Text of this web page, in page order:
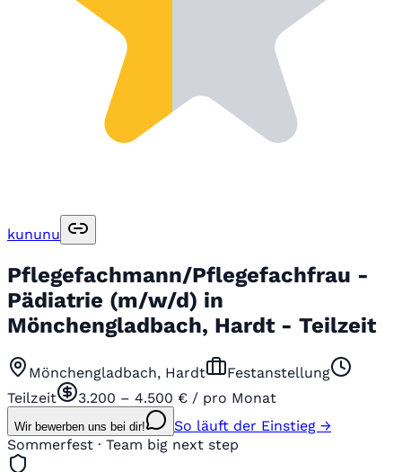
kununu
Pflegefachmann/Pflegefachfrau -
Pädiatrie (m/w/d) in
Mönchengladbach, Hardt - Teilzeit
Mönchengladbach, Hardt
Festanstellung
Teilzeit
3.200 – 4.500 € / pro Monat
Wir bewerben uns bei dir!
So läuft der Einstieg →
Sommerfest · Team big next step